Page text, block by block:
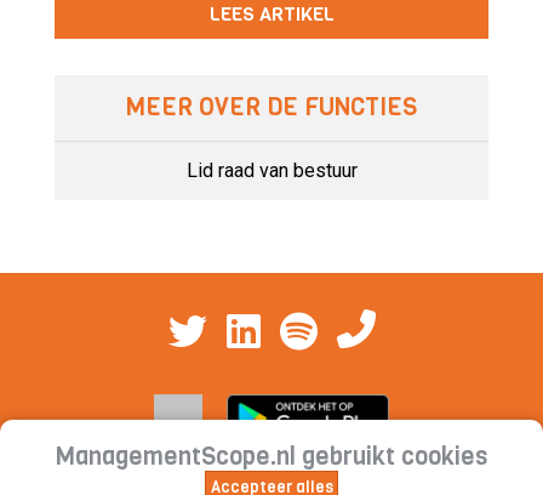
LEES ARTIKEL
MEER OVER DE FUNCTIES
Lid raad van bestuur
ManagementScope.nl gebruikt cookies
Accepteer alles